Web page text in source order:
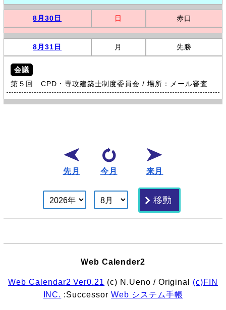
8月30日 日 赤口
8月31日 月 先勝
会議
第５回 CPD・専攻建築士制度委員会 / 場所：メール審査
先月 今月 来月
Web Calender2
Web Calendar2 Ver0.21 (c) N.Ueno / Original (c)FIN
INC. :Successor Web システム手帳